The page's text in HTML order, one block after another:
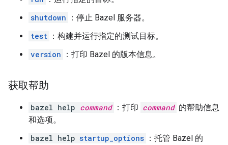
shutdown
：停止 Bazel 服务器。
test ：构建并运行指定的测试目标。
version
：打印 Bazel 的版本信息。
获取帮助
bazel help command ：打印 command 的帮助信息
和选项。
bazel help startup_options ：托管 Bazel 的